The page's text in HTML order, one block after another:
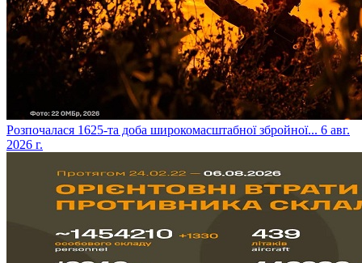
​Розпочалася 1625-та доба широкомасштабної збройної... 6 авг.
2026 г.